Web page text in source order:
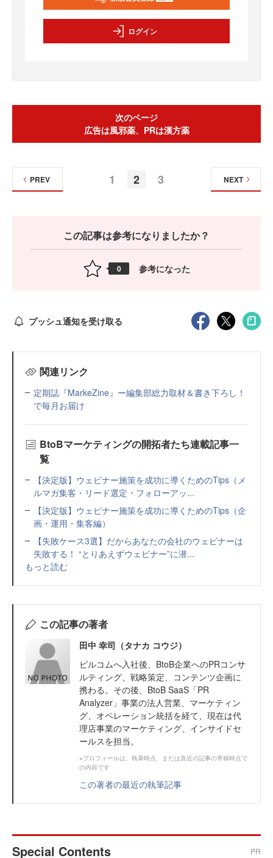
ログイン
次のページ
広告は風邪薬、PRは漢方薬
1 2 3
PREV NEXT
この記事は参考になりましたか？
0 参考になった
プッシュ通知を受け取る
関連リンク
定期誌『MarkeZine』ー編集部総力取材＆書き下ろし！
で毎月お届け
BtoBマーケティングの開拓者たち連載記事一
覧
【決定版】ウェビナー施策を成功に導くためのTips（メ
ルマガ集客・リード選定・フォローアッ...
【決定版】ウェビナー施策を成功に導くためのTips（企
画・運用・集客編）
【失敗ケース3選】だからあなたの会社のウェビナーは
失敗する！ “とりあえずウェビナー”に潜...
もっと読む
この記事の著者
田中 幸司（タナカ コウジ）
ビルコムへ入社後、BtoB企業へのPRコンサ
ルティング、戦略策定、コンテンツ企画に
携わる。その後、BtoB SaaS「PR
Analyzer」事業の法人営業、マーケティン
グ、オペレーション統括を経て、現在は代
理店事業のマーケティング、インサイドセ
ールスを担当。
※プロフィールは、執筆時点、または直近の記事の寄稿時点で
の内容です
この著者の最近の執筆記事
Special Contents PR